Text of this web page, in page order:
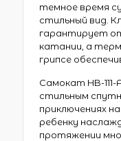
темное время
стильный вид.
гарантирует
катании, а
грипсе
Самокат HB-
стильным
приключениях
ребенку
протяжении